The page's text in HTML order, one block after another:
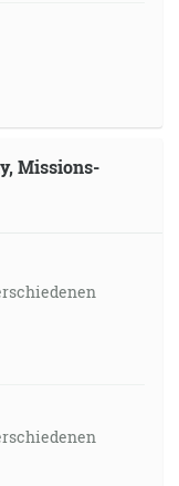
Missions-